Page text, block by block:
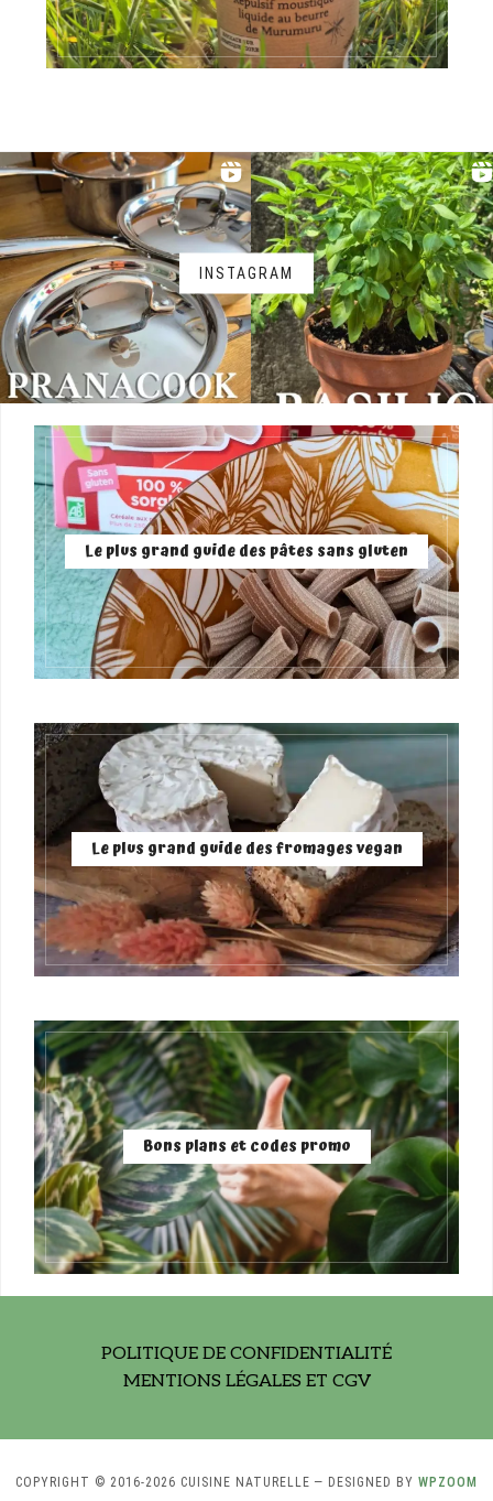
INSTAGRAM
Le plus grand guide des pâtes sans gluten
Le plus grand guide des fromages vegan
Bons plans et codes promo
POLITIQUE DE CONFIDENTIALITÉ
MENTIONS LÉGALES ET CGV
COPYRIGHT © 2016-2026 CUISINE NATURELLE — DESIGNED BY WPZOOM